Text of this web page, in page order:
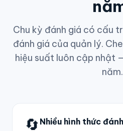
Chu kỳ đánh giá có cấu
đánh giá của quản lý.
hiệu suất luôn cập nhật
năm.
🔄 Nhiều hình thức